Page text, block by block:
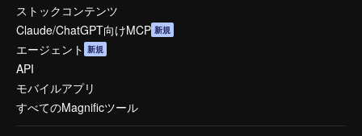
ストックコンテンツ
Claude/ChatGPT向けMCP 新規
エージェント 新規
API
モバイルアプリ
すべてのMagnificツール